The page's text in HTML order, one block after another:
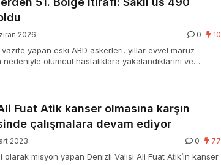
2026 0 10
vazife yapan eski ABD askerleri, yıllar evvel maruz
nedeniyle ölümcül hastalıklara yakalandıklarını ve
Fuat Atik kanser olmasına karşın
çalışmalara devam ediyor
2023 0 77
olarak misyon yapan Denizli Valisi Ali Fuat Atik’in kanser